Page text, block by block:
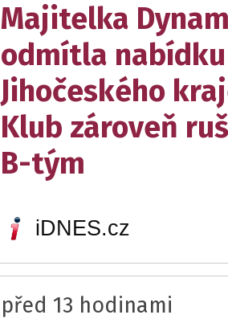
Majitelka
odmítla nabídku
Jihočeského
Klub zároveň
B-tým
iDNES.cz
před 13 hodinami